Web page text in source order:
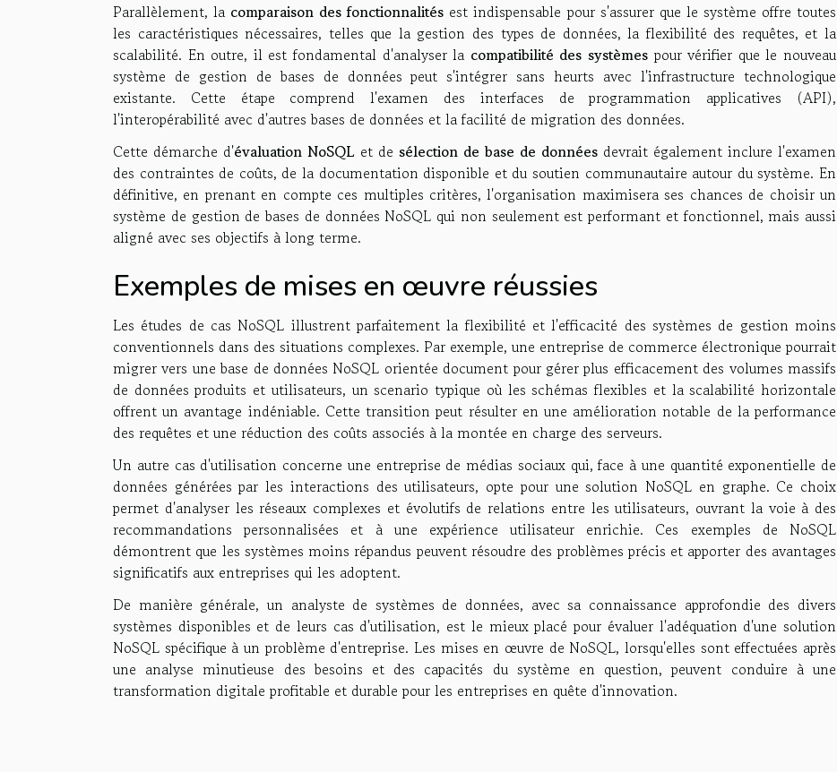
Parallèlement, la comparaison des fonctionnalités est indispensable pour s'assurer que le système offre toutes
les caractéristiques nécessaires, telles que la gestion des types de données, la flexibilité des requêtes, et la
scalabilité. En outre, il est fondamental d'analyser la compatibilité des systèmes pour vérifier que le nouveau
système de gestion de bases de données peut s'intégrer sans heurts avec l'infrastructure technologique
existante. Cette étape comprend l'examen des interfaces de programmation applicatives (API),
l'interopérabilité avec d'autres bases de données et la facilité de migration des données.
Cette démarche d'évaluation NoSQL et de sélection de base de données devrait également inclure l'examen
des contraintes de coûts, de la documentation disponible et du soutien communautaire autour du système. En
définitive, en prenant en compte ces multiples critères, l'organisation maximisera ses chances de choisir un
système de gestion de bases de données NoSQL qui non seulement est performant et fonctionnel, mais aussi
aligné avec ses objectifs à long terme.
Exemples de mises en œuvre réussies
Les études de cas NoSQL illustrent parfaitement la flexibilité et l'efficacité des systèmes de gestion moins
conventionnels dans des situations complexes. Par exemple, une entreprise de commerce électronique pourrait
migrer vers une base de données NoSQL orientée document pour gérer plus efficacement des volumes massifs
de données produits et utilisateurs, un scenario typique où les schémas flexibles et la scalabilité horizontale
offrent un avantage indéniable. Cette transition peut résulter en une amélioration notable de la performance
des requêtes et une réduction des coûts associés à la montée en charge des serveurs.
Un autre cas d'utilisation concerne une entreprise de médias sociaux qui, face à une quantité exponentielle de
données générées par les interactions des utilisateurs, opte pour une solution NoSQL en graphe. Ce choix
permet d'analyser les réseaux complexes et évolutifs de relations entre les utilisateurs, ouvrant la voie à des
recommandations personnalisées et à une expérience utilisateur enrichie. Ces exemples de NoSQL
démontrent que les systèmes moins répandus peuvent résoudre des problèmes précis et apporter des avantages
significatifs aux entreprises qui les adoptent.
De manière générale, un analyste de systèmes de données, avec sa connaissance approfondie des divers
systèmes disponibles et de leurs cas d'utilisation, est le mieux placé pour évaluer l'adéquation d'une solution
NoSQL spécifique à un problème d'entreprise. Les mises en œuvre de NoSQL, lorsqu'elles sont effectuées après
une analyse minutieuse des besoins et des capacités du système en question, peuvent conduire à une
transformation digitale profitable et durable pour les entreprises en quête d'innovation.